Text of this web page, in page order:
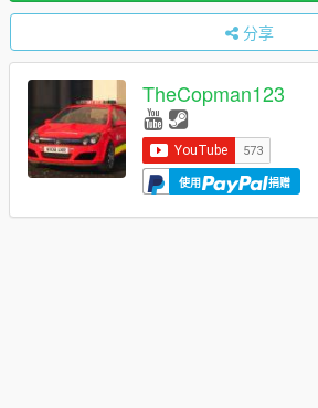
分享
TheCopman123
使用 捐赠